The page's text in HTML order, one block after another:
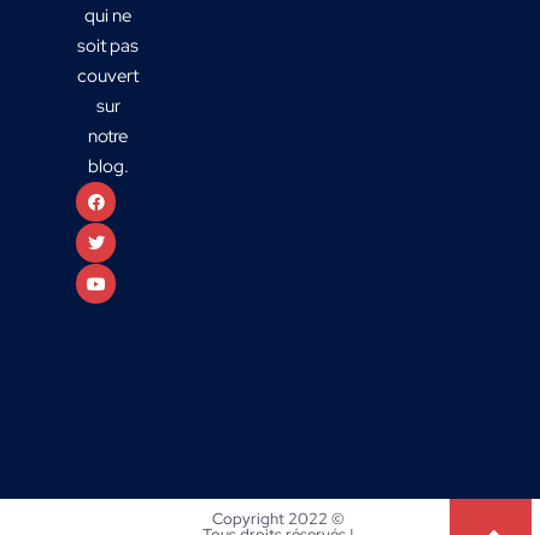
qui ne
soit pas
couvert
sur
notre
blog.
Copyright 2022 ©